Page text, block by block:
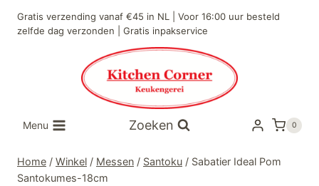
naar
Gratis verzending vanaf €45 in NL | Voor 16:00 uur besteld
zelfde dag verzonden | Gratis inpakservice
Menu Zoeken 0
Home / Winkel / Messen / Santoku / Sabatier Ideal Pom
Santokumes-18cm